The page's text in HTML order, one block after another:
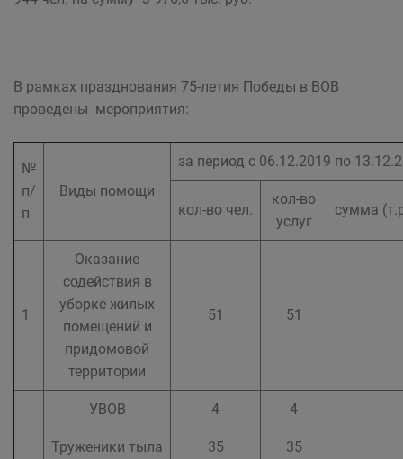
В рамках празднования 75-летия Победы в ВОВ
проведены мероприятия:
№
п/
п
Виды помощи
за период с 06.12.2019 по
кол-во чел.
кол-во
услуг
сумма
1
Оказание
содействия в
уборке жилых
помещений и
придомовой
территории
51 51
УВОВ 4 4
Труженики тыла 35 35